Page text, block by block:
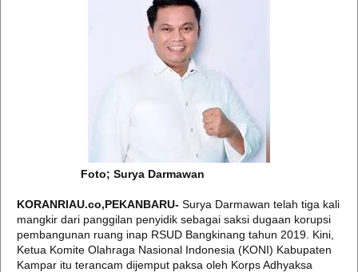
Foto; Surya Darmawan
KORANRIAU.co,PEKANBARU- Surya Darmawan telah tiga kali
mangkir dari panggilan penyidik sebagai saksi dugaan korupsi
pembangunan ruang inap RSUD Bangkinang tahun 2019. Kini,
Ketua Komite Olahraga Nasional Indonesia (KONI) Kabupaten
Kampar itu terancam dijemput paksa oleh Korps Adhyaksa